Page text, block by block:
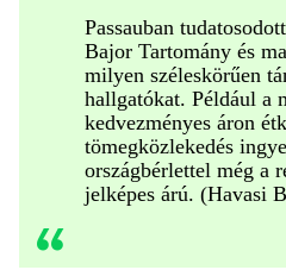
Passauban
Bajor Tartomány és
milyen széleskörűen
hallgatókat. Például a
kedvezményes áron
tömegközlekedés
országbérlettel még a
jelképes árú. (Havasi